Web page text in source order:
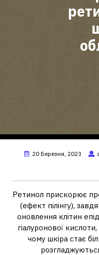
20 Березня, 2023
Ретинол прискорює
(ефект пілінгу),
оновлення клітин
гіалуронової
чому шкіра стає